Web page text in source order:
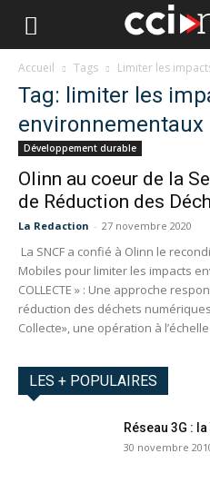
Accueil Tags Limiter les
Tag: limiter les
environnementaux
Développement durable
Olinn au coeur de la
de Réduction des
La Redaction - 27 novembre 2020
La SNCF a confié à Olinn le
Mobiles pour limiter les impacts
COLLECTE » : Une approche
réduction des déchets
Collecte», une opération à
LES + POPULAIRES
Réseau 3G :
30 novembre